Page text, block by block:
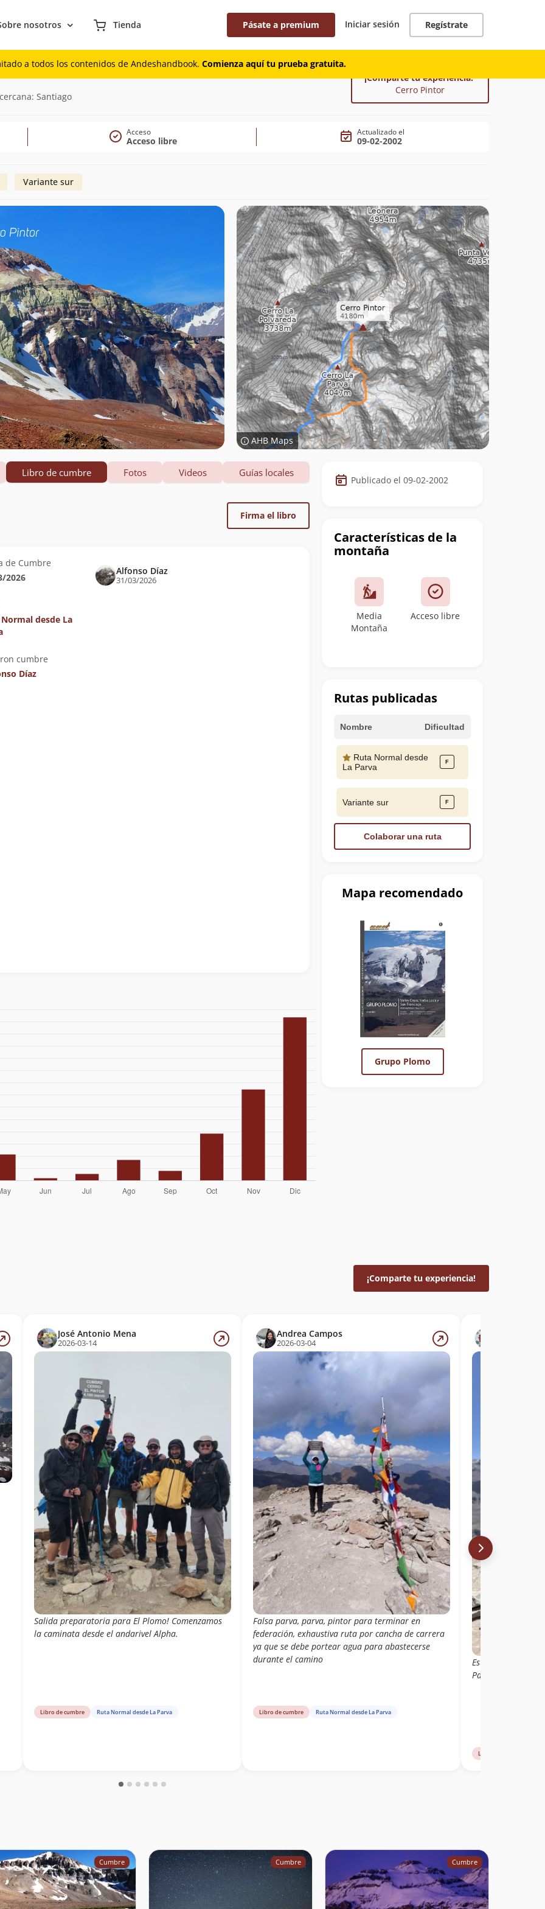
nosotros Tienda Pásate a premium Iniciar sesión Regístrate
a todos los contenidos de Andeshandbook. Comienza aquí tu prueba gratuita.
Santiago
¡Comparte tu experiencia!
Cerro Pintor
Acceso
Acceso libre
Actualizado el
09-02-2002
Variante sur
AHB Maps
Datos
de
cumbre
Publicado el 09-02-2002
Características de la
montaña
Media
Montaña
Acceso libre
Rutas publicadas
Nombre Dificultad
Ruta Normal desde
La Parva
Variante sur
Colaborar una ruta
Mapa recomendado
Grupo Plomo
Libro de cumbre Fotos Videos Guías locales
Firma el libro
de Cumbre
2026
desde La
cumbre
Díaz
Alfonso Díaz
31/03/2026
¡Comparte tu experiencia!
José Antonio Mena
2026-03-14
Salida preparatoria para El Plomo! Comenzamos
la caminata desde el andarivel Alpha.
Libro de cumbre Ruta Normal desde La Parva
Andrea Campos
2026-03-04
Falsa parva, parva, pintor para terminar en
federación, exhaustiva ruta por cancha de carrera
ya que se debe portear agua para abastecerse
durante el camino
Libro de cumbre Ruta Normal desde La Parva
Este día fuimos x
Parva)
Libro de cumbre
Cumbre Cumbre Cumbre